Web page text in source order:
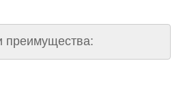
преимущества: